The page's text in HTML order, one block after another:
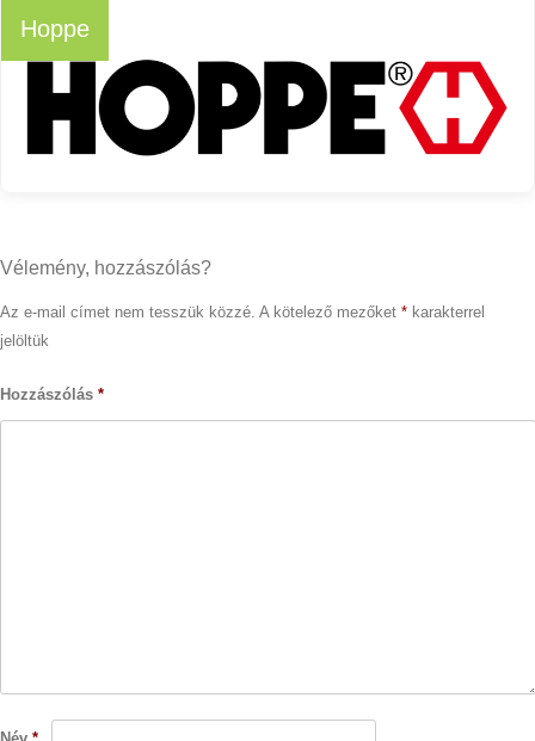
Hoppe
Vélemény, hozzászólás?
Az e-mail címet nem tesszük közzé. A kötelező mezőket * karakterrel
jelöltük
Hozzászólás *